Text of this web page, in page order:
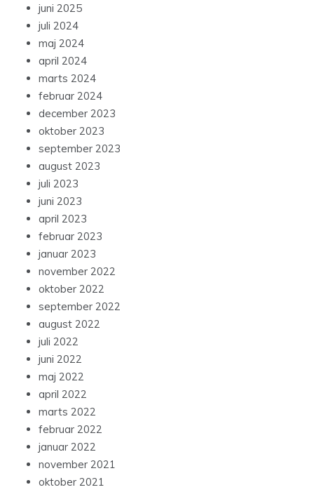
juni 2025
juli 2024
maj 2024
april 2024
marts 2024
februar 2024
december 2023
oktober 2023
september 2023
august 2023
juli 2023
juni 2023
april 2023
februar 2023
januar 2023
november 2022
oktober 2022
september 2022
august 2022
juli 2022
juni 2022
maj 2022
april 2022
marts 2022
februar 2022
januar 2022
november 2021
oktober 2021